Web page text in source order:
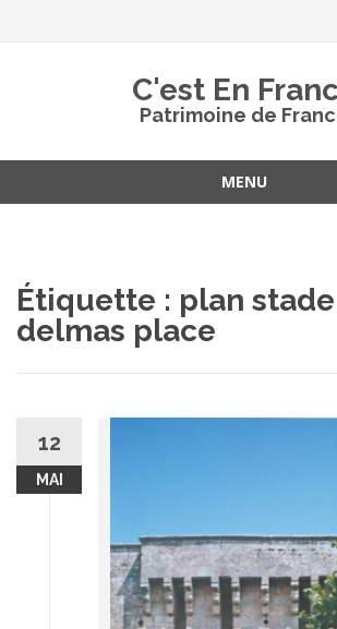
C'est En
Patrimoine de
MENU
Étiquette : plan
delmas place
12
MAI